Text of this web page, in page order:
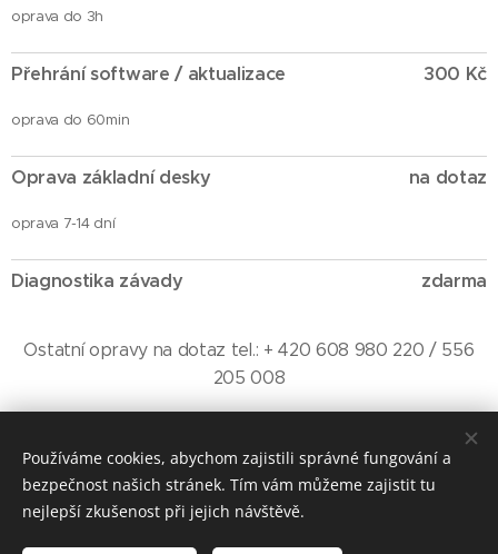
oprava do 3h
Přehrání software / aktualizace
oprava do 60min
300 Kč
Oprava základní desky
oprava 7-14 dní
na dotaz
Diagnostika závady zdarma
Ostatní opravy na dotaz tel.: + 420 608 980 220 / 556
205 008
©iPhoneOstrava.cz Závodní 974/103 Ostrava - Zábřeh Tel.: +420
608 980 220 Provozní doba: Po-Pá 9-12 / 13-16h mimo prac.dobu
IČ: 88149358 Neplátce DPH
Používáme cookies, abychom zajistili správné fungování a
bezpečnost našich stránek. Tím vám můžeme zajistit tu
nejlepší zkušenost při jejich návštěvě.